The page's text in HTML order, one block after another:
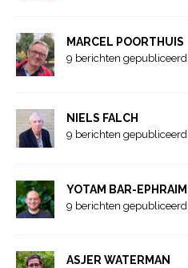
MARCEL POORTHUIS
9 berichten gepubliceerd
NIELS FALCH
9 berichten gepubliceerd
YOTAM BAR-EPHRAIM
9 berichten gepubliceerd
ASJER WATERMAN